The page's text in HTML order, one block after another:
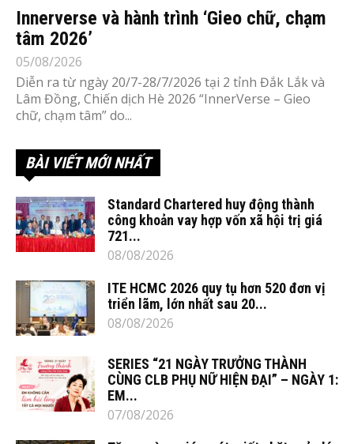
Innerverse và hành trình ‘Gieo chữ, chạm
tâm 2026’
05/08/2026
Diễn ra từ ngày 20/7-28/7/2026 tại 2 tỉnh Đắk Lắk và
Lâm Đồng, Chiến dịch Hè 2026 “InnerVerse – Gieo
chữ, chạm tâm” do...
BÀI VIẾT MỚI NHẤT
Standard Chartered huy động thành
công khoản vay hợp vốn xã hội trị giá
721...
08/08/2026
ITE HCMC 2026 quy tụ hơn 520 đơn vị
triển lãm, lớn nhất sau 20...
08/08/2026
SERIES “21 NGÀY TRƯỞNG THÀNH
CÙNG CLB PHỤ NỮ HIỆN ĐẠI” – NGÀY 1:
EM...
07/08/2026